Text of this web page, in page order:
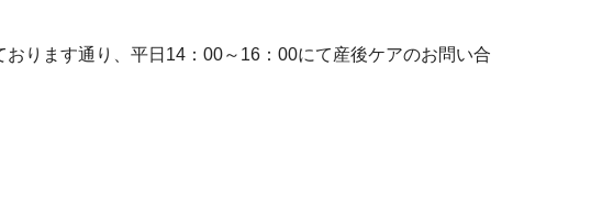
ります通り、平日14：00～16：00にて産後ケアのお問い合